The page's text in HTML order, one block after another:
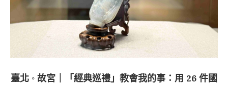
臺北 ◦ 故宮｜「經典巡禮」教會我的事：用 26 件國